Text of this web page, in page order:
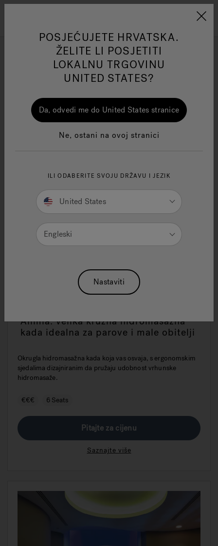
Jacuzzi&reg; EMEA
Jacuzzi® Sensational
Wellness™
One Page
Okrugli hidromasažni bazeni
Alimia: velika kružna hidromasažna
kada idealna za parove i male obitelji
Okrugla hidromasažna kada koja vas osvaja, s ergonomskim
sjedalima dizajniranim da pružaju udobnost vrhunske
hidromasaže.
€€€ 6 Seats
Pitajte za cijenu
Saznajte više
POSJEĆUJETE HRVATSKA.
ŽELITE LI POSJETITI
LOKALNU TRGOVINU
UNITED STATES?
Da, odvedi me do United States stranice
Ne, ostani na ovoj stranici
ILI ODABERITE SVOJU DRŽAVU I JEZIK
United States
Engleski
Nastaviti